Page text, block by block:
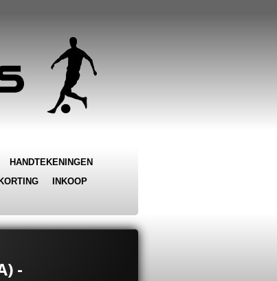
HANDTEKENINGEN
KORTING
INKOOP
-